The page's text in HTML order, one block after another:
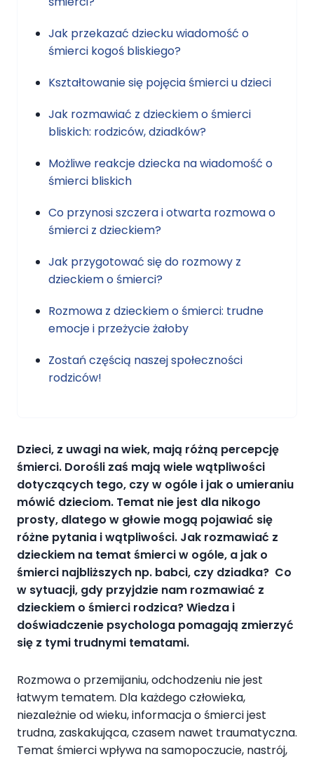
Jak przekazać dziecku wiadomość o
śmierci kogoś bliskiego?
Kształtowanie się pojęcia śmierci u dzieci
Jak rozmawiać z dzieckiem o śmierci
bliskich: rodziców, dziadków?
Możliwe reakcje dziecka na wiadomość o
śmierci bliskich
Co przynosi szczera i otwarta rozmowa o
śmierci z dzieckiem?
Jak przygotować się do rozmowy z
dzieckiem o śmierci?
Rozmowa z dzieckiem o śmierci: trudne
emocje i przeżycie żałoby
Zostań częścią naszej społeczności
rodziców!
Dzieci, z uwagi na wiek, mają różną percepcję
śmierci. Dorośli zaś mają wiele wątpliwości
dotyczących tego, czy w ogóle i jak o umieraniu
mówić dzieciom. Temat nie jest dla nikogo
prosty, dlatego w głowie mogą pojawiać się
różne pytania i wątpliwości. Jak rozmawiać z
dzieckiem na temat śmierci w ogóle, a jak o
śmierci najbliższych np. babci, czy dziadka? Co
w sytuacji, gdy przyjdzie nam rozmawiać z
dzieckiem o śmierci rodzica?Wiedza i
doświadczenie psychologa pomagają zmierzyć
się z tymi trudnymi tematami.
Rozmowa o przemijaniu, odchodzeniu nie jest
łatwym tematem. Dla każdego człowieka,
niezależnie od wieku, informacja o śmierci jest
trudna, zaskakująca, czasem nawet traumatyczna.
Temat śmierci wpływa na samopoczucie, nastrój,